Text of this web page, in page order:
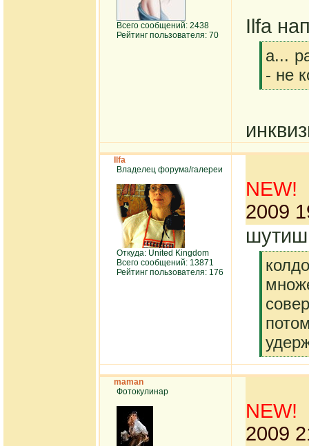
Всего сообщений: 2438
Рейтинг пользователя: 70
Ilfa
а...
- не
[/q]
Ilfa
Владелец форума/галереи
Откуда: United Kingdom
Всего сообщений: 13871
Рейтинг пользователя: 176
NEW!
2009
[/q]
maman
Фотокулинар
NEW!
2009